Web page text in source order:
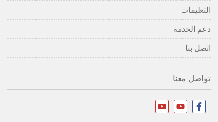
التعليمات
دعم الخدمة
اتصل بنا
تواصل معنا